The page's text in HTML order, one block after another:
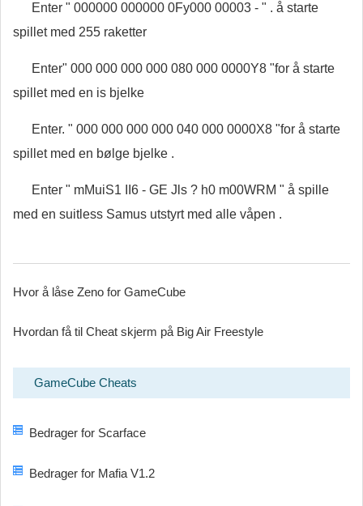
Enter " 000000 000000 0Fy000 00003 - " . å starte
spillet med 255 raketter
Enter" 000 000 000 000 080 000 0000Y8 "for å starte
spillet med en is bjelke
Enter. " 000 000 000 000 040 000 0000X8 "for å starte
spillet med en bølge bjelke .
Enter " mMuiS1 II6 - GE Jls ? h0 m00WRM " å spille
med en suitless Samus utstyrt med alle våpen .
Hvor å låse Zeno for GameCube
Hvordan få til Cheat skjerm på Big Air Freestyle
GameCube Cheats
Bedrager for Scarface
Bedrager for Mafia V1.2